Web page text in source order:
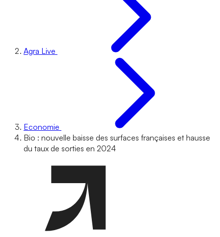
Agra Live
Economie
Bio : nouvelle baisse des surfaces françaises et hausse
du taux de sorties en 2024